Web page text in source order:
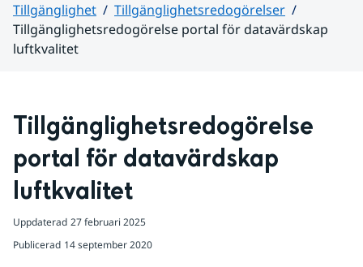
Tillgänglighet
Tillgänglighetsredogörelser
Tillgänglighetsredogörelse portal för datavärdskap
luftkvalitet
Tillgänglighetsredogörelse
portal för datavärdskap
luftkvalitet
Uppdaterad 27 februari 2025
Publicerad 14 september 2020